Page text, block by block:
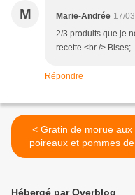
M Marie-Andrée 17/
2/3 produits que je
recette.<br /> Bises;
Répondre
< Gratin de morue aux
poireaux et pommes de
terre
Hébergé par Overblog